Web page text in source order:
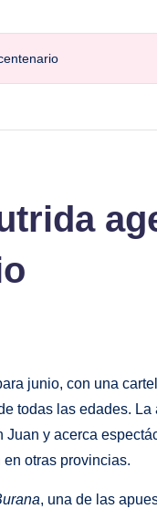
junio, con una
todas las edades.
y acerca
en otras provincias.
, una de las